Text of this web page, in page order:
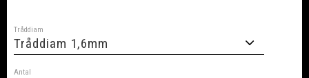
Tråddiam
Antal